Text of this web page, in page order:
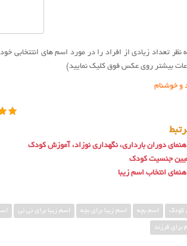
نظر تعداد زیادی از افراد را در مورد اسم های انتتخابی
بیشتر روی عکس فوق کلیک نمایید)
و خوشنام
دوران بارداری، نگهداری نوزاد، آموزش کودک
جنسیت کودک
انتخاب اسم زیبا
کودک اسم بچه اسم زیبا برای بچه اسم زیبا برای نی نی
برای فرزند